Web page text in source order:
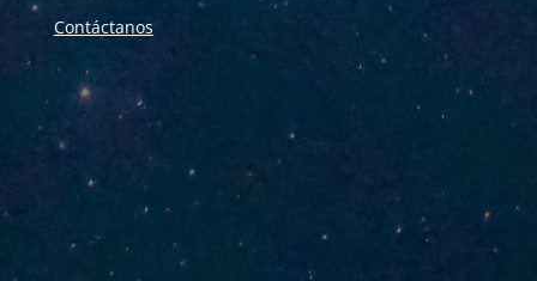
Contáctanos